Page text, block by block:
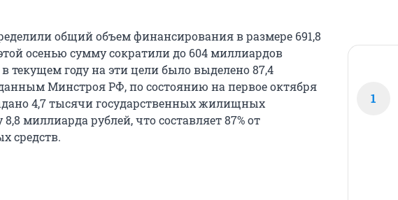
общий объем финансирования в размере 691,8
осенью сумму сократили до 604 миллиардов
текущем году на эти цели было выделено 87,4
Минстроя РФ, по состоянию на первое октября
4,7 тысячи государственных жилищных
миллиарда рублей, что составляет 87% от
средств.
1